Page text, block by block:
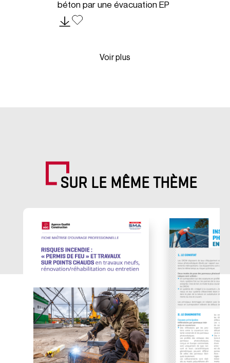
béton par une évacuation EP
Voir plus
SUR LE MÊME THÈME